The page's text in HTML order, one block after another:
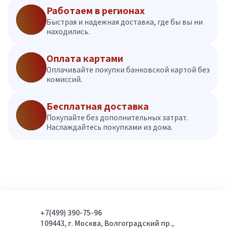
Работаем в регионах
Быстрая и надежная доставка, где бы вы ни
находились.
Оплата картами
Оплачивайте покупки банковской картой без
комиссий.
Бесплатная доставка
Покупайте без дополнительных затрат.
Наслаждайтесь покупками из дома.
+7(499) 390-75-96
109443, г. Москва, Волгоградский пр.,